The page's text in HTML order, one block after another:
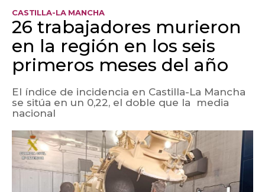
CASTILLA-LA MANCHA
26 trabajadores murieron
en la región en los seis
primeros meses del año
El índice de incidencia en Castilla-La Mancha
se sitúa en un 0,22, el doble que la media
nacional